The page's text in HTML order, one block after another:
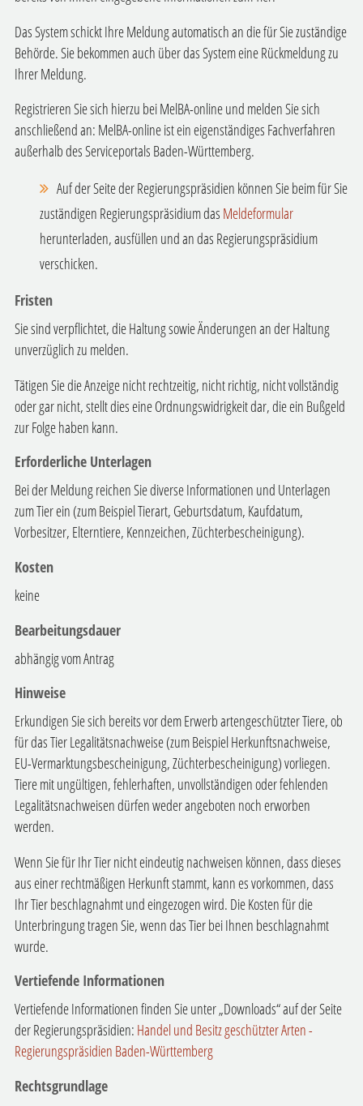
Das System schickt Ihre Meldung automatisch an die für Sie zuständige
Behörde. Sie bekommen auch über das System eine Rückmeldung zu
Ihrer Meldung.
Registrieren Sie sich hierzu bei MelBA-online und melden Sie sich
anschließend an: MelBA-online ist ein eigenständiges Fachverfahren
außerhalb des Serviceportals Baden-Württemberg.
Auf der Seite der Regierungspräsidien können Sie beim für Sie
zuständigen Regierungspräsidium das Meldeformular
herunterladen, ausfüllen und an das Regierungspräsidium
verschicken.
Fristen
Sie sind verpflichtet, die Haltung sowie Änderungen an der Haltung
unverzüglich zu melden.
Tätigen Sie die Anzeige nicht rechtzeitig, nicht richtig, nicht vollständig
oder gar nicht, stellt dies eine Ordnungswidrigkeit dar, die ein Bußgeld
zur Folge haben kann.
Erforderliche Unterlagen
Bei der Meldung reichen Sie diverse Informationen und Unterlagen
zum Tier ein (zum Beispiel Tierart, Geburtsdatum, Kaufdatum,
Vorbesitzer, Elterntiere, Kennzeichen, Züchterbescheinigung).
Kosten
keine
Bearbeitungsdauer
abhängig vom Antrag
Hinweise
Erkundigen Sie sich bereits vor dem Erwerb artengeschützter Tiere, ob
für das Tier Legalitätsnachweise (zum Beispiel Herkunftsnachweise,
EU-Vermarktungsbescheinigung, Züchterbescheinigung) vorliegen.
Tiere mit ungültigen, fehlerhaften, unvollständigen oder fehlenden
Legalitätsnachweisen dürfen weder angeboten noch erworben
werden.
Wenn Sie für Ihr Tier nicht eindeutig nachweisen können, dass dieses
aus einer rechtmäßigen Herkunft stammt, kann es vorkommen, dass
Ihr Tier beschlagnahmt und eingezogen wird. Die Kosten für die
Unterbringung tragen Sie, wenn das Tier bei Ihnen beschlagnahmt
wurde.
Vertiefende Informationen
Vertiefende Informationen finden Sie unter „Downloads“ auf der Seite
der Regierungspräsidien: Handel und Besitz geschützter Arten -
Regierungspräsidien Baden-Württemberg
Rechtsgrundlage